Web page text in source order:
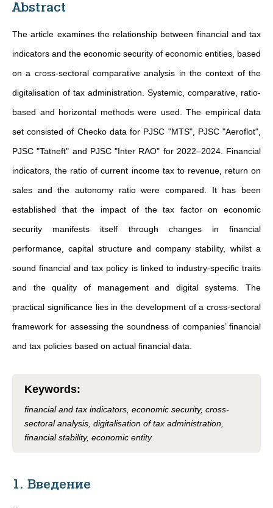
Abstract
The article examines the relationship between financial and tax
indicators and the economic security of economic entities, based
on a cross-sectoral comparative analysis in the context of the
digitalisation of tax administration. Systemic, comparative, ratio-
based and horizontal methods were used. The empirical data
set consisted of Checko data for PJSC "MTS", PJSC "Aeroflot",
PJSC "Tatneft" and PJSC "Inter RAO" for 2022–2024. Financial
indicators, the ratio of current income tax to revenue, return on
sales and the autonomy ratio were compared. It has been
established that the impact of the tax factor on economic
security manifests itself through changes in financial
performance, capital structure and company stability, whilst a
sound financial and tax policy is linked to industry-specific traits
and the quality of management and digital systems. The
practical significance lies in the development of a cross-sectoral
framework for assessing the soundness of companies’ financial
and tax policies based on actual financial data.
Keywords:
financial and tax indicators, economic security, cross-
sectoral analysis, digitalisation of tax administration,
financial stability, economic entity.
1. Введение